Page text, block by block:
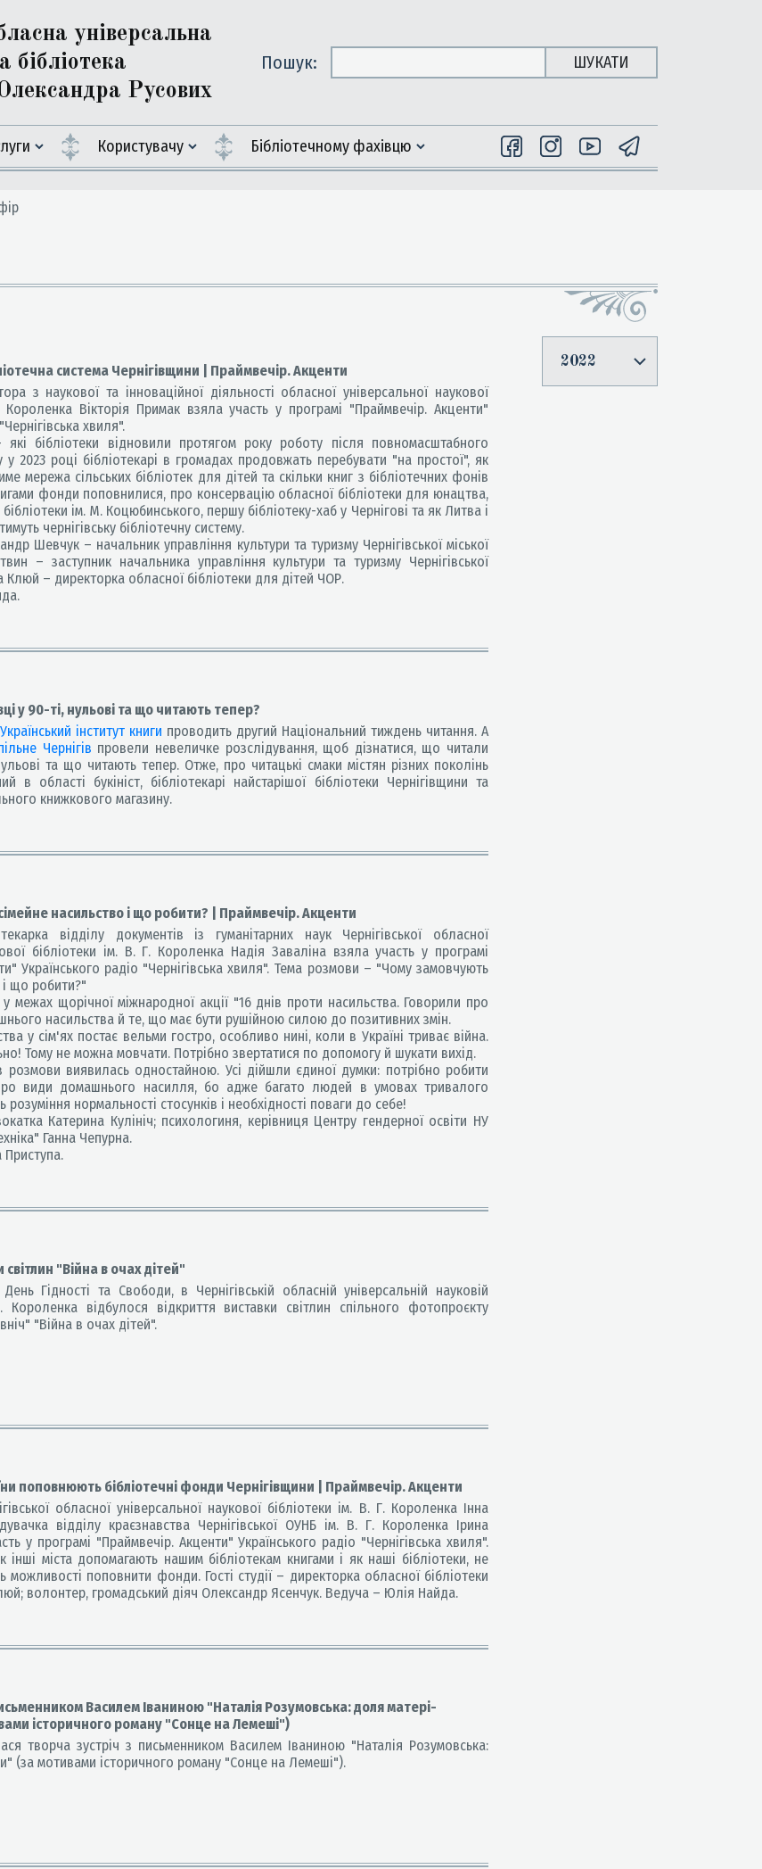
універсальна
бібліотека
Русових
Пошук: ШУКАТИ
Користувачу Бiблiотечному фахiвцю
система Чернігівщини | Праймвечір. Акценти
з наукової та інноваційної діяльності обласної універсальної наукової
Короленка Вікторія Примак взяла участь у програмі "Праймвечір. Акценти"
хвиля".
бібліотеки відновили протягом року роботу після повномасштабного
2023 році бібліотекарі в громадах продовжать перебувати "на простої", як
мережа сільських бібліотек для дітей та скільки книг з бібліотечних фонів
фонди поповнилися, про консервацію обласної бібліотеки для юнацтва,
ім. М. Коцюбинського, першу бібліотеку-хаб у Чернігові та як Литва і
чернігівську бібліотечну систему.
Шевчук – начальник управління культури та туризму Чернігівської міської
– заступник начальника управління культури та туризму Чернігівської
Клюй – директорка обласної бібліотеки для дітей ЧОР.
у 90-ті, нульові та що читають тепер?
Український інститут книги проводить другий Національний тиждень читання. А
Чернігів провели невеличке розслідування, щоб дізнатися, що читали
та що читають тепер. Отже, про читацькі смаки містян різних поколінь
в області букініст, бібліотекарі найстарішої бібліотеки Чернігівщини та
книжкового магазину.
насильство і що робити? | Праймвечір. Акценти
відділу документів із гуманітарних наук Чернігівської обласної
бібліотеки ім. В. Г. Короленка Надія Заваліна взяла участь у програмі
Українського радіо "Чернігівська хвиля". Тема розмови – "Чому замовчують
і що робити?"
у межах щорічної міжнародної акції "16 днів проти насильства. Говорили про
насильства й те, що має бути рушійною силою до позитивних змін.
у сім'ях постає вельми гостро, особливо нині, коли в Україні триває війна.
Тому не можна мовчати. Потрібно звертатися по допомогу й шукати вихід.
розмови виявилась одностайною. Усі дійшли єдиної думки: потрібно робити
види домашнього насилля, бо адже багато людей в умовах тривалого
нормальності стосунків і необхідності поваги до себе!
Катерина Кулініч; психологиня, керівниця Центру гендерної освіти НУ
Ганна Чепурна.
світлин "Війна в очах дітей"
Гідності та Свободи, в Чернігівській обласній універсальній науковій
Короленка відбулося відкриття виставки світлин спільного фотопроєкту
"Війна в очах дітей".
поповнюють бібліотечні фонди Чернігівщини | Праймвечір. Акценти
обласної універсальної наукової бібліотеки ім. В. Г. Короленка Інна
відділу краєзнавства Чернігівської ОУНБ ім. В. Г. Короленка Ірина
у програмі "Праймвечір. Акценти" Українського радіо "Чернігівська хвиля".
інші міста допомагають нашим бібліотекам книгами і як наші бібліотеки, не
можливості поповнити фонди. Гості студії – директорка обласної бібліотеки
волонтер, громадський діяч Олександр Ясенчук. Ведуча – Юлія Найда.
Василем Іваниною "Наталія Розумовська: доля матері-
історичного роману "Сонце на Лемеші")
творча зустріч з письменником Василем Іваниною "Наталія Розумовська:
(за мотивами історичного роману "Сонце на Лемеші").
2022